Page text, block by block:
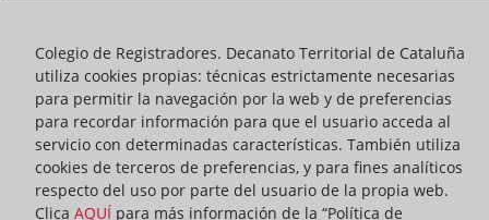
Colegio de Registradores. Decanato Territorial de Cataluña
utiliza cookies propias: técnicas estrictamente necesarias
para permitir la navegación por la web y de preferencias
para recordar información para que el usuario acceda al
servicio con determinadas características. También utiliza
cookies de terceros de preferencias, y para fines analíticos
respecto del uso por parte del usuario de la propia web.
Clica AQUÍ para más información de la “Política de